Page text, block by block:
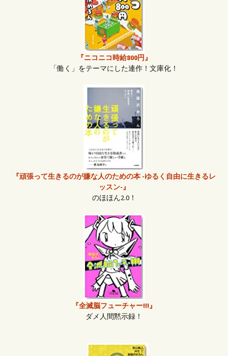
『ニコニコ時給800円』
「働く」をテーマにした連作！文庫化！
『頑張って生きるのが嫌な人のための本 -ゆるく自由に生きるレ
ッスン-』
のほほん2.0！
『全滅脳フューチャー!!!』
ダメ人間黙示録！